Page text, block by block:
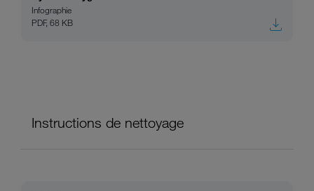
Infographie
PDF, 68 KB
Instructions de nettoyage